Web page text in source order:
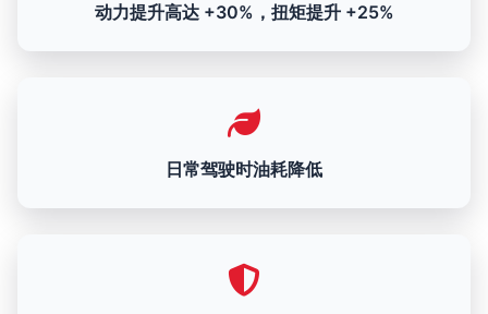
动力提升高达 +30%，扭矩提升 +25%
日常驾驶时油耗降低